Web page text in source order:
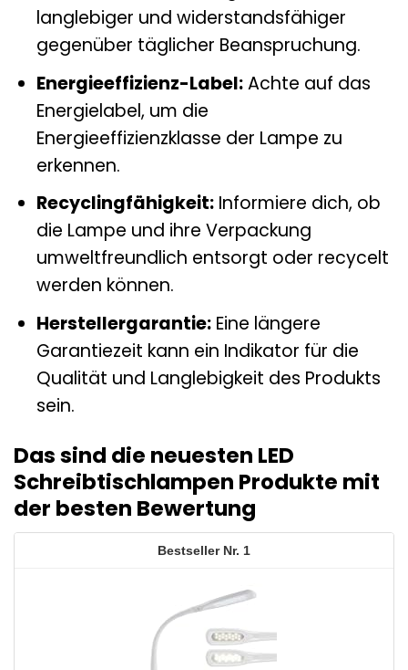
langlebiger und widerstandsfähiger
gegenüber täglicher Beanspruchung.
Energieeffizienz-Label:Achte auf das
Energielabel, um die
Energieeffizienzklasse der Lampe zu
erkennen.
Recyclingfähigkeit:Informiere dich, ob
die Lampe und ihre Verpackung
umweltfreundlich entsorgt oder recycelt
werden können.
Herstellergarantie:Eine längere
Garantiezeit kann ein Indikator für die
Qualität und Langlebigkeit des Produkts
sein.
Das sind die neuesten LED
Schreibtischlampen Produkte mit
der besten Bewertung
1